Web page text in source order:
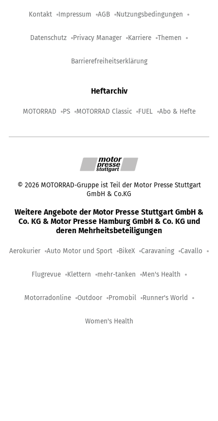
Kontakt Impressum AGB Nutzungsbedingungen
Datenschutz Privacy Manager Karriere Themen
Barrierefreiheitserklärung
Heftarchiv
MOTORRAD PS MOTORRAD Classic FUEL Abo & Hefte
© 2026 MOTORRAD-Gruppe ist Teil der Motor Presse Stuttgart
GmbH & Co.KG
Weitere Angebote der Motor Presse Stuttgart GmbH &
Co. KG & Motor Presse Hamburg GmbH & Co. KG und
deren Mehrheitsbeteiligungen
Aerokurier Auto Motor und Sport BikeX Caravaning Cavallo
Flugrevue Klettern mehr-tanken Men's Health
Motorradonline Outdoor Promobil Runner's World
Women's Health